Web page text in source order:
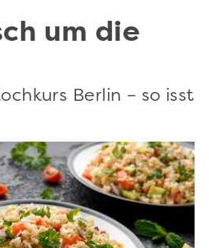
um die
Berlin – so isst